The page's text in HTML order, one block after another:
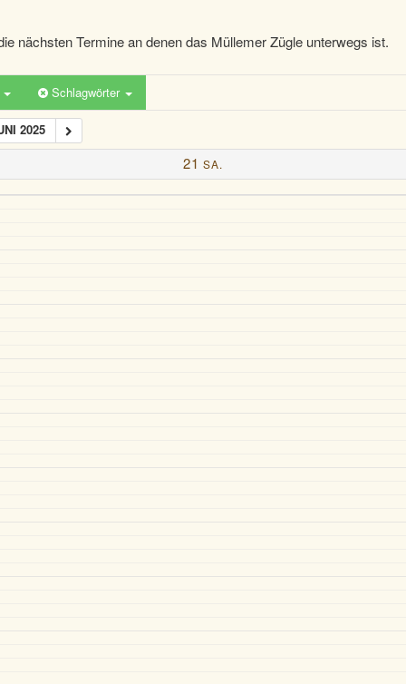
nächsten Termine an denen das Müllemer Zügle unterwegs ist.
Schlagwörter
2025
21 SA.